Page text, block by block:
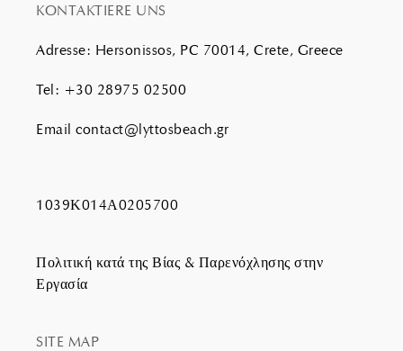
KONTAKTIERE UNS
Adresse: Hersonissos, PC 70014, Crete, Greece
Tel: +30 28975 02500
Email contact@lyttosbeach.gr
1039Κ014Α0205700
Πολιτική κατά της Βίας & Παρενόχλησης στην
Εργασία
SITE MAP